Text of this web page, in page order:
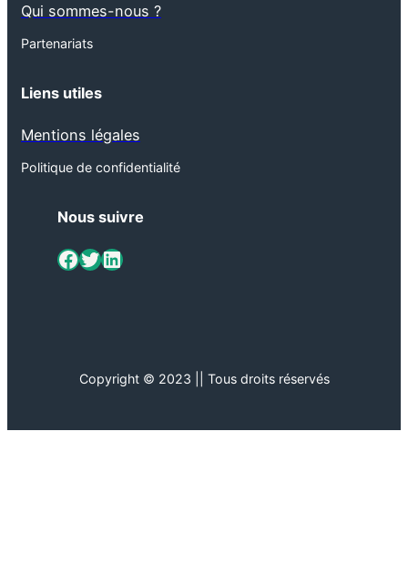
Qui sommes-nous ?
Partenariats
Liens utiles
Mentions légales
Politique de confidentialité
Nous suivre
ViaMétiers sur Facebook Twitter LinkedIn
Copyright © 2023 || Tous droits réservés